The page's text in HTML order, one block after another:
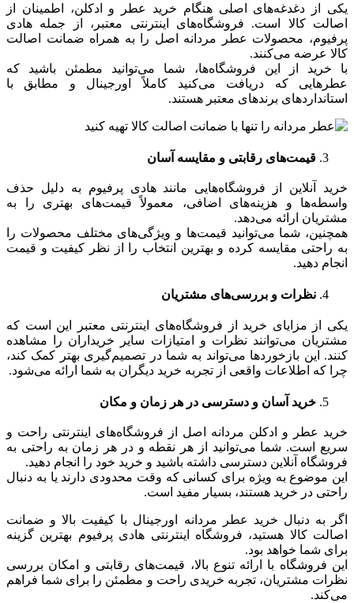
یکی از دغدغه‌های اصلی هنگام خرید عطر و ادکلن، اطمینان از
اصالت کالا است. فروشگاه‌های اینترنتی معتبر، از جمله هادی
پرفیوم، محصولات عطر مردانه اصل را به همراه ضمانت اصالت
کالا عرضه می‌کنند.
با خرید از این فروشگاه‌ها، شما می‌توانید مطمئن باشید که
عطرهایی که دریافت می‌کنید کاملاً اورجینال و مطابق با
استانداردهای برندهای معتبر هستند.
قیمت‌های رقابتی و مقایسه آسان
خرید آنلاین از فروشگاه‌هایی مانند هادی پرفیوم به دلیل حذف
واسطه‌ها و هزینه‌های اضافی، معمولاً قیمت‌های بهتری را به
مشتریان ارائه می‌دهد.
همچنین، شما می‌توانید قیمت‌ها و ویژگی‌های مختلف محصولات را
به راحتی مقایسه کرده و بهترین انتخاب را از نظر کیفیت و قیمت
انجام دهید.
نظرات و بررسی‌های مشتریان
یکی از مزایای خرید از فروشگاه‌های اینترنتی معتبر این است که
مشتریان می‌توانند نظرات و امتیازات سایر خریداران را مشاهده
کنند. این بازخوردها می‌تواند به شما در تصمیم‌گیری بهتر کمک کند،
چرا که اطلاعات واقعی از تجربه خرید دیگران به شما ارائه می‌شود.
خرید آسان و دسترسی در هر زمان و مکان
خرید عطر و ادکلن مردانه اصل از فروشگاه‌های اینترنتی راحت و
سریع است. شما می‌توانید از هر نقطه و در هر زمان به راحتی به
فروشگاه آنلاین دسترسی داشته باشید و خرید خود را انجام دهید.
این موضوع به ویژه برای کسانی که وقت محدودی دارند یا به دنبال
راحتی در خرید هستند، بسیار مفید است.
اگر به دنبال خرید عطر مردانه اورجینال با کیفیت بالا و ضمانت
اصالت کالا هستید، فروشگاه اینترنتی هادی پرفیوم بهترین گزینه
برای شما خواهد بود.
این فروشگاه با ارائه تنوع بالا، قیمت‌های رقابتی و امکان بررسی
نظرات مشتریان، تجربه خریدی راحت و مطمئن را برای شما فراهم
می‌کند.